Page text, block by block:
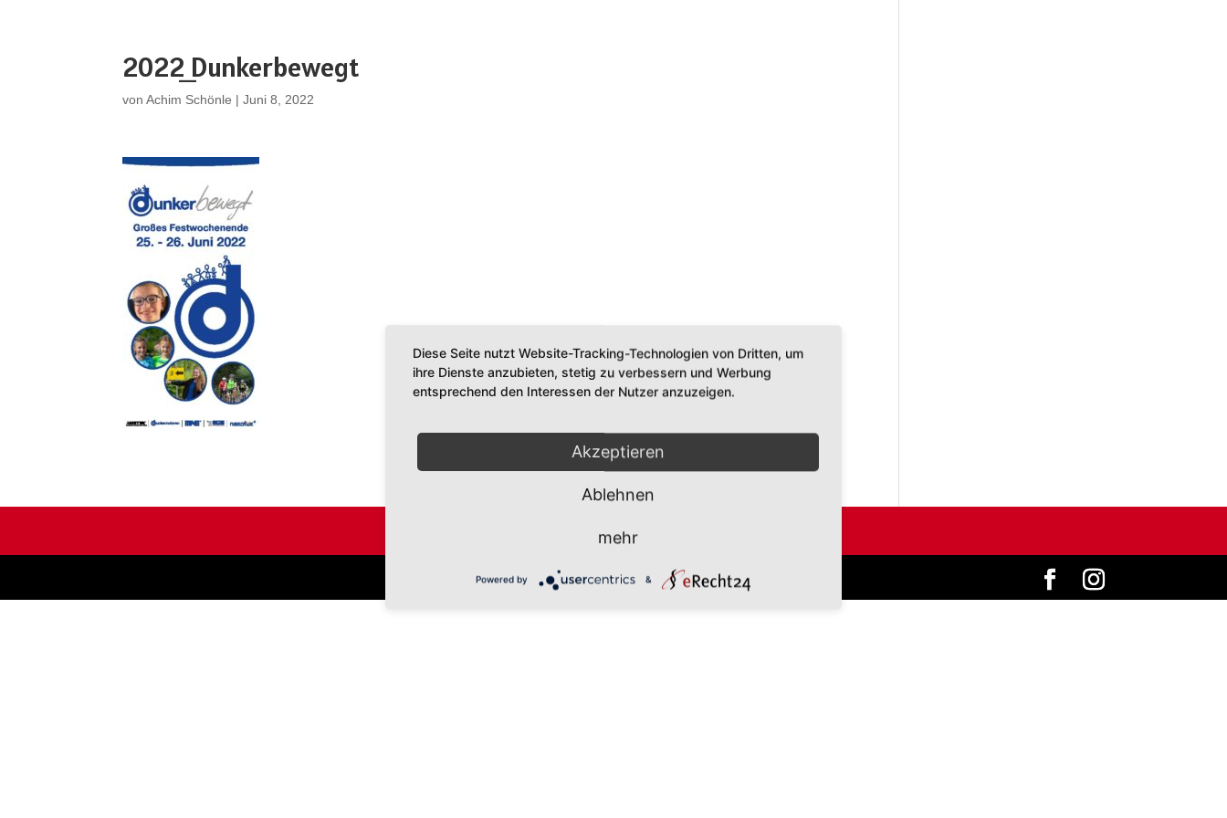
2022_Dunkerbewegt
vonAchim Schönle |Juni 8, 2022
Impressum
Diese Seite nutzt Website-Tracking-Technologien von Dritten, um
ihre Dienste anzubieten, stetig zu verbessern und Werbung
entsprechend den Interessen der Nutzer anzuzeigen.
Akzeptieren
Ablehnen
mehr
Powered by &